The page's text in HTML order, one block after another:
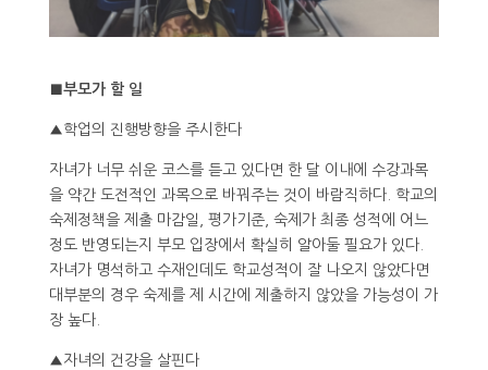
■부모가 할 일
▲학업의 진행방향을 주시한다
자녀가 너무 쉬운 코스를 듣고 있다면 한 달 이내에 수강과목
을 약간 도전적인 과목으로 바꿔주는 것이 바람직하다. 학교의
숙제정책을 제출 마감일, 평가기준, 숙제가 최종 성적에 어느
정도 반영되는지 부모 입장에서 확실히 알아둘 필요가 있다.
자녀가 명석하고 수재인데도 학교성적이 잘 나오지 않았다면
대부분의 경우 숙제를 제 시간에 제출하지 않았을 가능성이 가
장 높다.
▲자녀의 건강을 살핀다